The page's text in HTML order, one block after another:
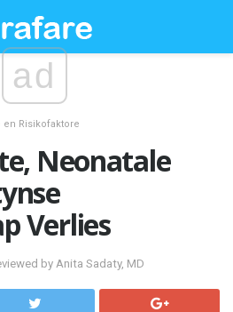
ad
en Risikofaktore
Neonatale
Verlies
by Anita Sadaty, MD